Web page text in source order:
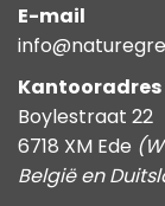
E-mail
Kantooradres
Boylestraat 22
6718 XM Ede
België en